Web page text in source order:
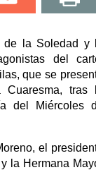
de la Soledad y
del
que se
tras
del Miércoles
el
la Hermana